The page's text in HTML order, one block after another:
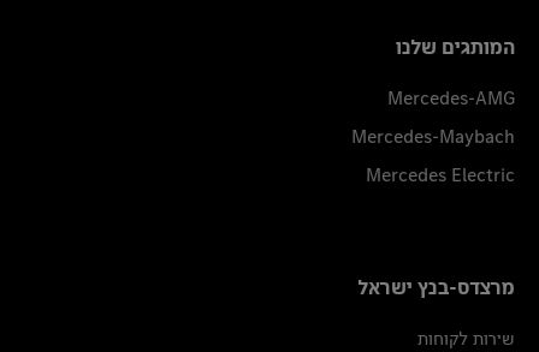
המותגים שלנו
Mercedes-AMG
Mercedes-Maybach
Mercedes Electric
מרצדס-בנץ ישראל
שירות לקוחות